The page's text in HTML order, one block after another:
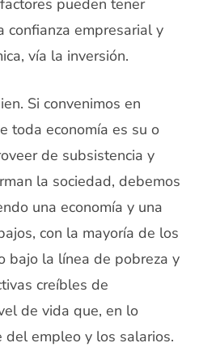
pueden tener
confianza empresarial y
vía la inversión.
Si convenimos en
toda economía es su o
de subsistencia y
la sociedad, debemos
una economía y una
con la mayoría de los
bajo la línea de pobreza y
creíbles de
de vida que, en lo
empleo y los salarios.